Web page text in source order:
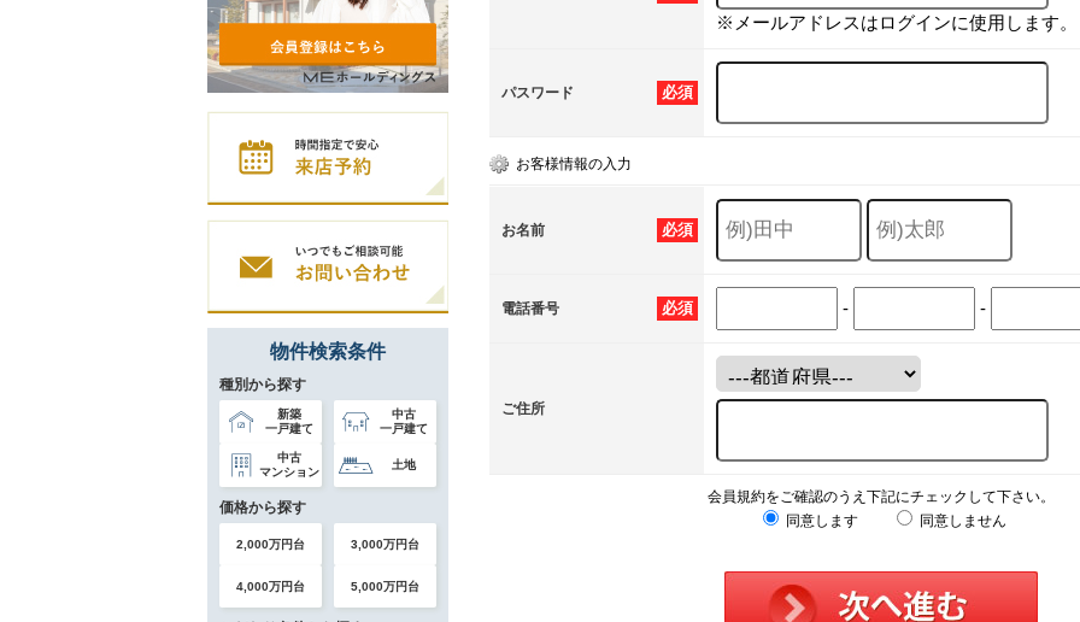
※メールアドレスはログインに使用します。
必須
パスワード
お客様情報の入力
必須
お名前
必須
電話番号 - -
ご住所
会員規約をご確認のうえ下記にチェックして下さい。
同意します
同意しません
物件検索条件
種別から探す
新築
一戸建て
中古
一戸建て
中古
マンション
土地
価格から探す
2,000万円台 3,000万円台
4,000万円台 5,000万円台